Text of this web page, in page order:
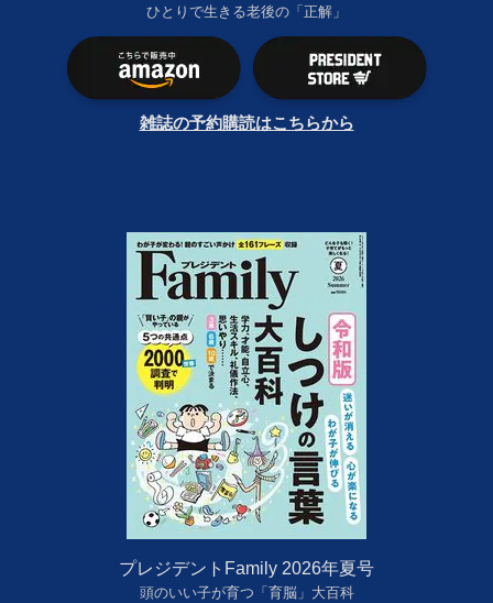
ひとりで生きる老後の「正解」
雑誌の予約購読はこちらから
プレジデントFamily 2026年夏号
頭のいい子が育つ「育脳」大百科